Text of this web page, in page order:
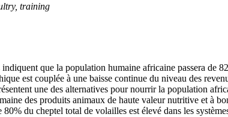
training
que la population humaine africaine passera
est couplée à une baisse continue du niveau des
une des alternatives pour nourrir la population
des produits animaux de haute valeur nutritive et à
du cheptel total de volailles est élevé dans les